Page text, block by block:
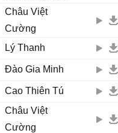
Châu Việt
Cường
Lý Thanh
Đào Gia Minh
Cao Thiên Tú
Châu Việt
Cường